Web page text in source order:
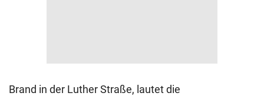
Brand in der Luther Straße, lautet die